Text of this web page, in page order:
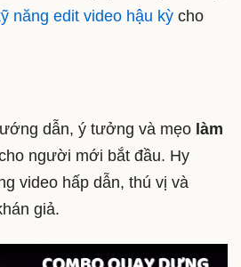
năng edit video hậu kỳ cho
dẫn, ý tưởng và mẹo làm
người mới bắt đầu. Hy
video hấp dẫn, thú vị và
giả.